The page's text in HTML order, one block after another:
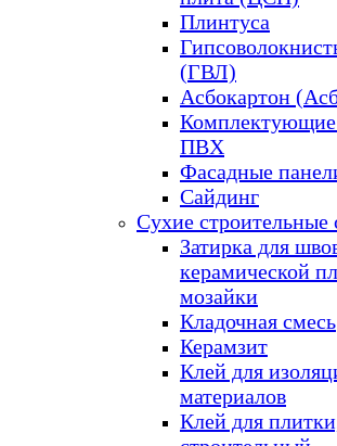
Плинтуса
(ГВЛ)
Асбокартон
Комплектующие
ПВХ
Фасадные
Сайдинг
Сухие строительные
Затирка для
керамической
мозайки
Кладочная смесь
Керамзит
Клей для
материалов
Клей для